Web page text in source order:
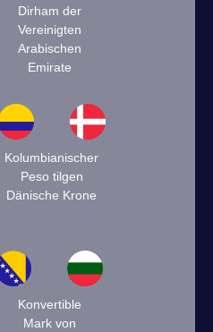
Dirham der
Vereinigten
Arabischen
Emirate
Kolumbianischer
Peso tilgen
Dänische Krone
Konvertible
Mark von